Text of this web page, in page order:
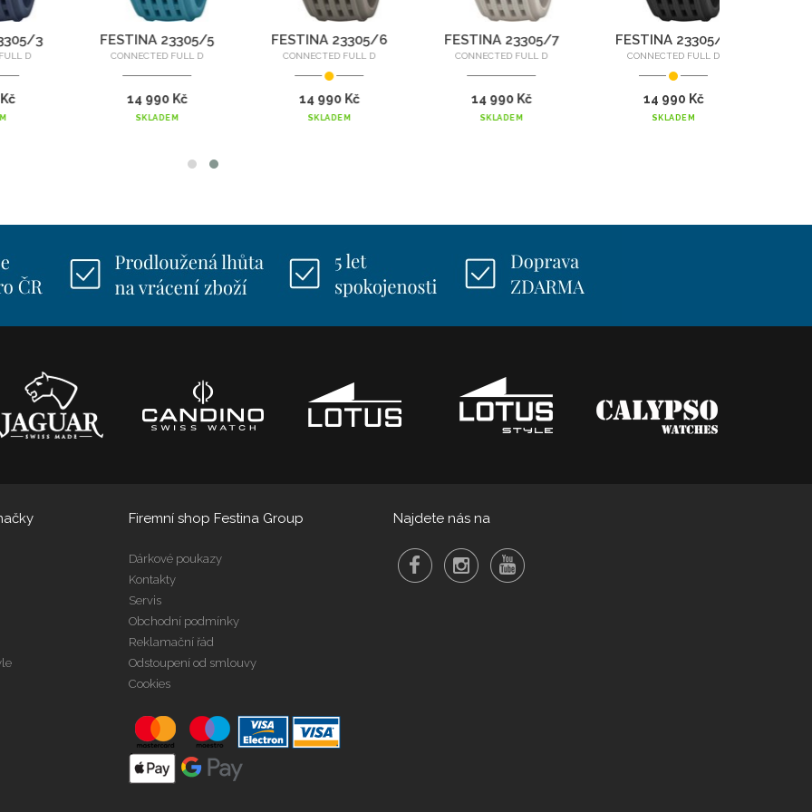
FESTINA 23305/5
CONNECTED FULL D
14 990 Kč
SKLADEM
FESTINA 23305/6
CONNECTED FULL D
14 990 Kč
SKLADEM
FESTINA 23305/7
CONNECTED FULL D
14 990 Kč
SKLADEM
FESTINA 23305/8
CONNECTED FULL D
14 990 Kč
SKLADEM
Firemní shop Festina Group
Dárkové poukazy
Kontakty
Servis
Obchodní podmínky
Reklamační řád
Odstoupení od smlouvy
Cookies
Najdete nás na